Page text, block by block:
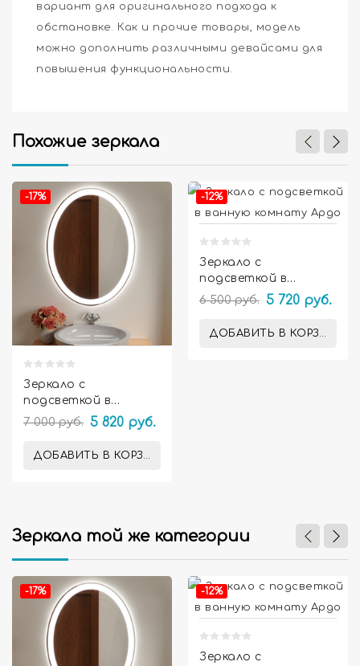
вариант для оригинального подхода к
обстановке. Как и прочие товары, модель
можно дополнить различными девайсами для
повышения функциональности.
Похожие зеркала

-17%
Зеркало с
подсветкой в
ванную комнату
7 000 руб. 5 820 руб.
ДОБАВИТЬ В КОРЗИНУ
-12%
Зеркало с
подсветкой в
ванную комнату
6 500 руб. 5 720 руб.
ДОБАВИТЬ В КОРЗИНУ
Зеркала той же категории

-17% -12%
Зеркало с